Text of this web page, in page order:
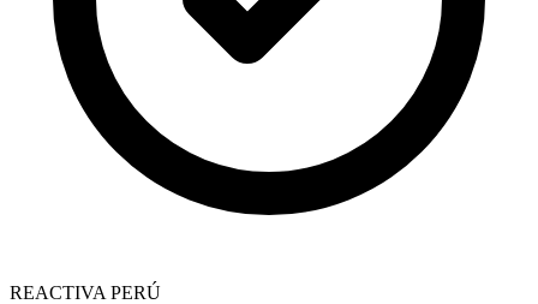
REACTIVA PERÚ